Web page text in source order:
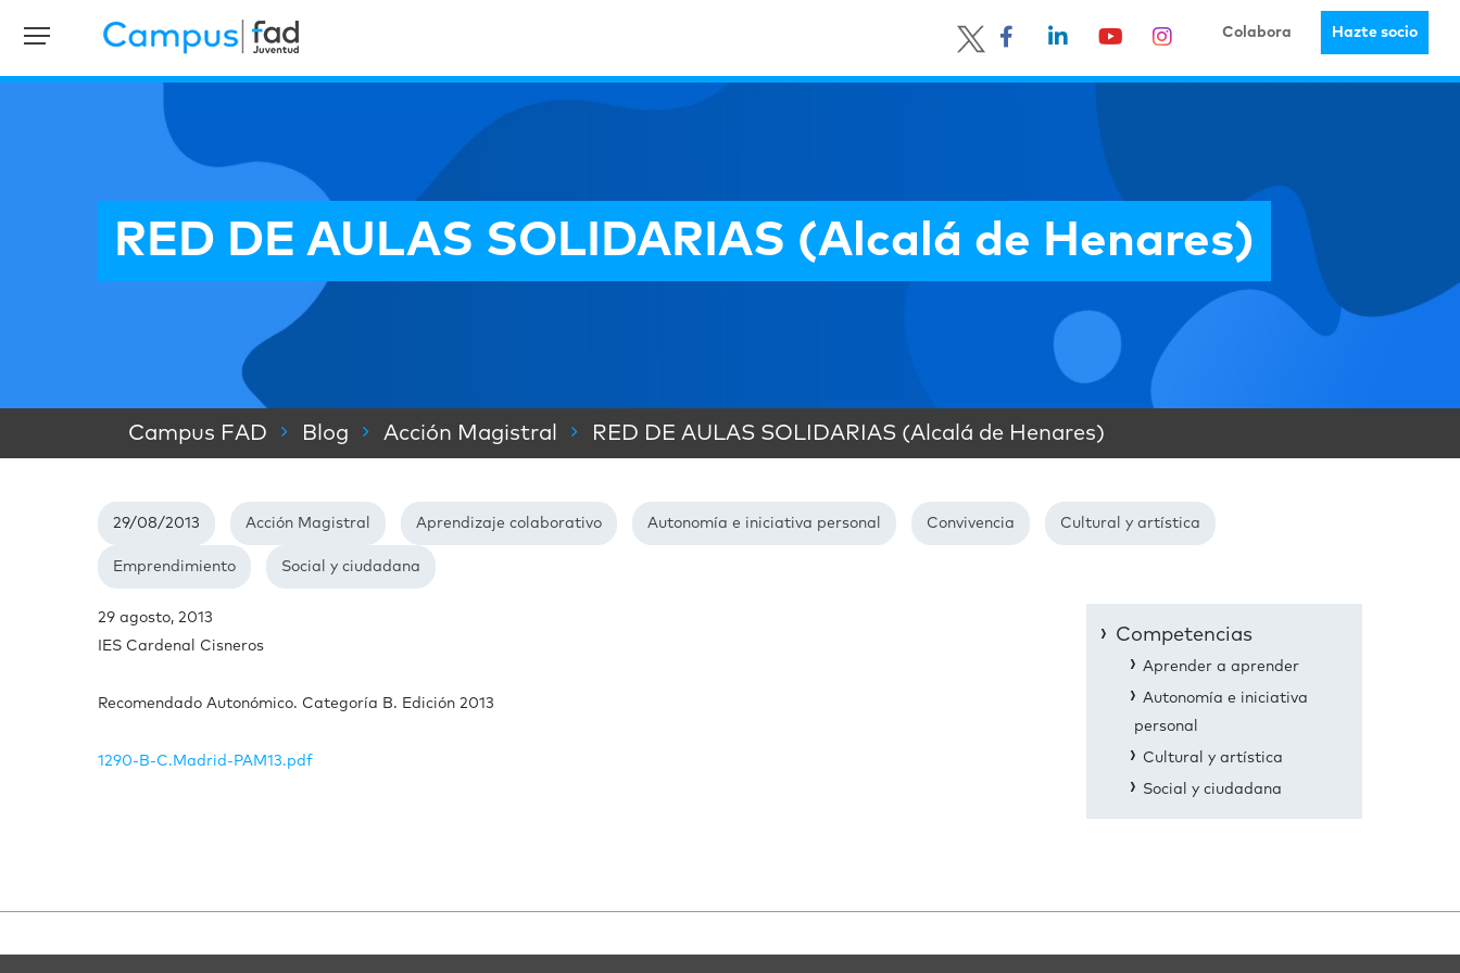
Colabora Hazte socio
RED DE AULAS SOLIDARIAS (Alcalá de Henares)
Campus FAD Blog Acción Magistral RED DE AULAS SOLIDARIAS (Alcalá de Henares)
29/08/2013 Acción Magistral Aprendizaje colaborativo Autonomía e iniciativa personal Convivencia Cultural y artística
Emprendimiento Social y ciudadana
29 agosto, 2013
IES Cardenal Cisneros
Recomendado Autonómico. Categoría B. Edición 2013
1290-B-C.Madrid-PAM13.pdf
Competencias
Aprender a aprender
Autonomía e iniciativa
personal
Cultural y artística
Social y ciudadana